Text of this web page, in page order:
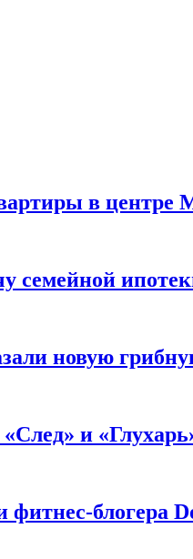
в центре
семейной
новую
и
фитнес-блогера